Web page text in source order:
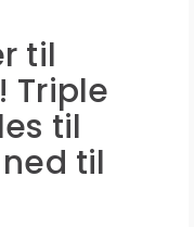
til
Triple
til
til